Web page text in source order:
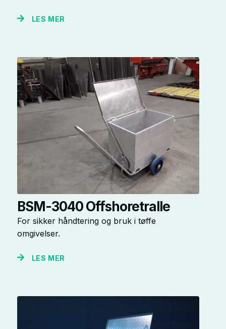
LES MER
BSM-3040 Offshoretralle
For sikker håndtering og bruk i tøffe
omgivelser.
LES MER